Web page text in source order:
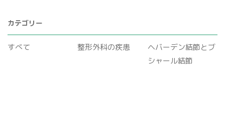
カテゴリー
すべて 整形外科の疾患
ヘバーデン結節とブ
シャール結節